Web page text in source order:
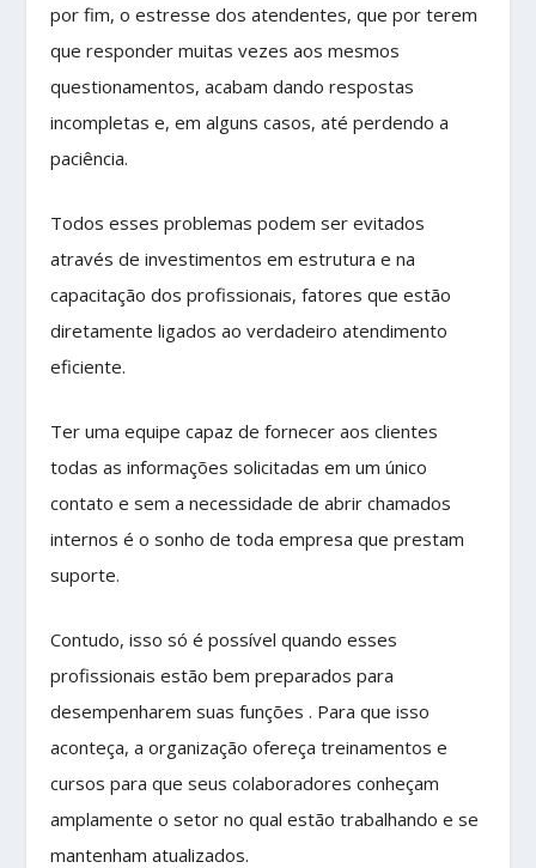
por fim, o estresse dos atendentes, que por terem
que responder muitas vezes aos mesmos
questionamentos, acabam dando respostas
incompletas e, em alguns casos, até perdendo a
paciência.
Todos esses problemas podem ser evitados
através de investimentos em estrutura e na
capacitação dos profissionais, fatores que estão
diretamente ligados ao verdadeiro atendimento
eficiente.
Ter uma equipe capaz de fornecer aos clientes
todas as informações solicitadas em um único
contato e sem a necessidade de abrir chamados
internos é o sonho de toda empresa que prestam
suporte.
Contudo, isso só é possível quando esses
profissionais estão bem preparados para
desempenharem suas funções . Para que isso
aconteça, a organização ofereça treinamentos e
cursos para que seus colaboradores conheçam
amplamente o setor no qual estão trabalhando e se
mantenham atualizados.